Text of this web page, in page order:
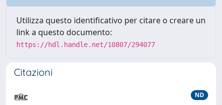
Utilizza questo identificativo per citare o creare un
link a questo documento:
https://hdl.handle.net/10807/294077
Citazioni
ND